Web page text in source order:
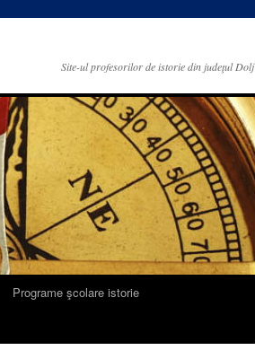
Site-ul profesorilor de istorie din judeţul Dolj
Programe şcolare istorie